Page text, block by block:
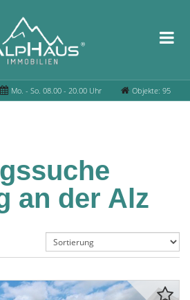
Mo. - So. 08.00 - 20.00 Uhr Objekte: 95
an der Alz